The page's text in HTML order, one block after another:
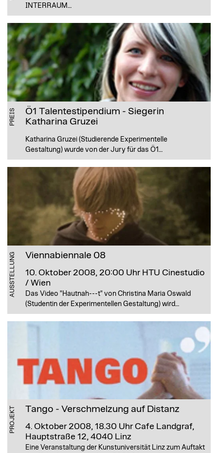
INTERRAUM…
PREIS
Ö1 Talentestipendium - Siegerin
Katharina Gruzei
Katharina Gruzei (Studierende Experimentelle
Gestaltung) wurde von der Jury für das Ö1…
AUSSTELLUNG Viennabiennale 08
10. Oktober 2008, 20:00 Uhr HTU Cinestudio
/ Wien
Das Video "Hautnah---t" von Christina Maria Oswald
(Studentin der Experimentellen Gestaltung) wird…
PROJEKT Tango - Verschmelzung auf Distanz
4. Oktober 2008, 18.30 Uhr Cafe Landgraf,
Hauptstraße 12, 4040 Linz
Eine Veranstaltung der Kunstuniversität Linz zum Auftakt